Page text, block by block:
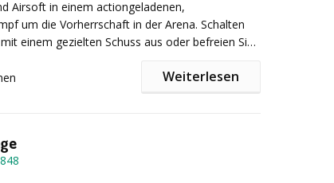
Personen
durchführbar
kann indoor sowie outdoor
Airsoft in einem actiongeladenen,
um die Vorherrschaft in der Arena. Schalten
einem gezielten Schuss aus oder befreien Sie
oder greife mit deinem inneren Rambo
Weiterlesen